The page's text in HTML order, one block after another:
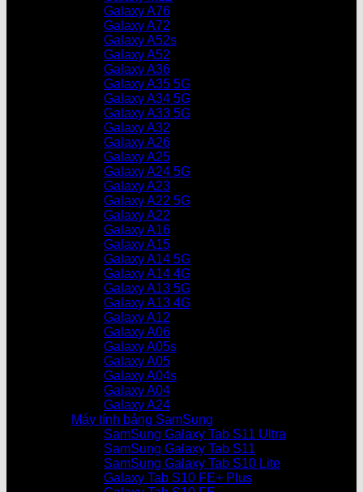
Galaxy A76
Galaxy A72
Galaxy A52s
Galaxy A52
Galaxy A36
Galaxy A35 5G
Galaxy A34 5G
Galaxy A33 5G
Galaxy A32
Galaxy A26
Galaxy A25
Galaxy A24 5G
Galaxy A23
Galaxy A22 5G
Galaxy A22
Galaxy A16
Galaxy A15
Galaxy A14 5G
Galaxy A14 4G
Galaxy A13 5G
Galaxy A13 4G
Galaxy A12
Galaxy A06
Galaxy A05s
Galaxy A05
Galaxy A04s
Galaxy A04
Galaxy A24
Máy tính bảng SamSung
SamSung Galaxy Tab S11 Ultra
SamSung Galaxy Tab S11
SamSung Galaxy Tab S10 Lite
Galaxy Tab S10 FE+ Plus